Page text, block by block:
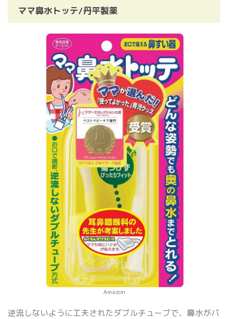
ママ鼻水トッテ/丹平製薬
Amazon
逆流しないように工夫されたダブルチューブで、鼻水がパ